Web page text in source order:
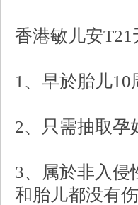
香港敏儿安
1、早於胎儿10
2、只需抽取孕
3、属於非入侵
和胎儿都没有